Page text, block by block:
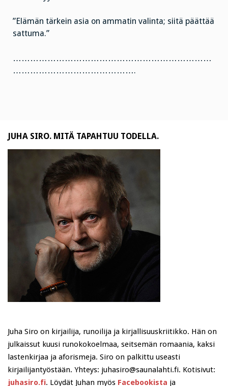
”Elämän tärkein asia on ammatin valinta; siitä päättää
sattuma.”
……………………………………………………………
…………………………………….
JUHA SIRO. MITÄ TAPAHTUU TODELLA.
Juha Siro on kirjailija, runoilija ja kirjallisuuskriitikko. Hän on
julkaissut kuusi runokokoelmaa, seitsemän romaania, kaksi
lastenkirjaa ja aforismeja. Siro on palkittu useasti
kirjailijantyöstään. Yhteys: juhasiro@saunalahti.fi. Kotisivut:
juhasiro.fi. Löydät Juhan myös Facebookista ja